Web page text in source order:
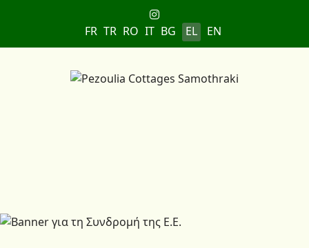
Επιλέξτε τη γλώσσα σας
FR TR RO IT BG EL EN